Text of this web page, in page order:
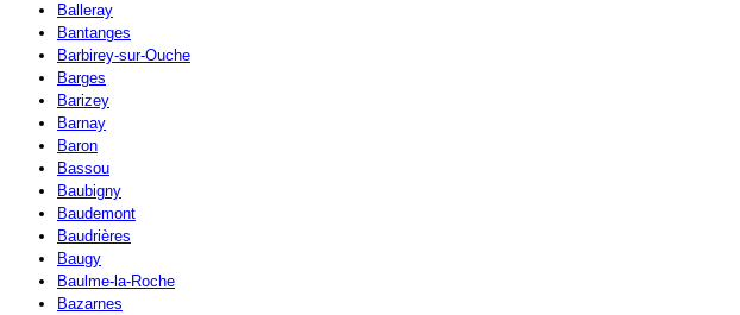
Balleray
Bantanges
Barbirey-sur-Ouche
Barges
Barizey
Barnay
Baron
Bassou
Baubigny
Baudemont
Baudrières
Baugy
Baulme-la-Roche
Bazarnes